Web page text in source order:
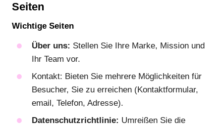
Seiten
Wichtige Seiten
Über uns: Stellen Sie Ihre Marke, Mission und
Ihr Team vor.
Kontakt: Bieten Sie mehrere Möglichkeiten für
Besucher, Sie zu erreichen (Kontaktformular,
email, Telefon, Adresse).
Datenschutzrichtlinie: Umreißen Sie die